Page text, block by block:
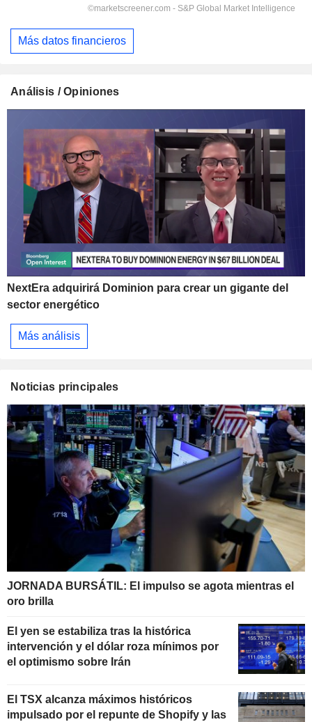
Más datos financieros
Análisis / Opiniones
NextEra adquirirá Dominion para crear un gigante del
sector energético
Más análisis
Noticias principales
JORNADA BURSÁTIL: El impulso se agota mientras el
oro brilla
El yen se estabiliza tras la histórica
intervención y el dólar roza mínimos por
el optimismo sobre Irán
El TSX alcanza máximos históricos
impulsado por el repunte de Shopify y las